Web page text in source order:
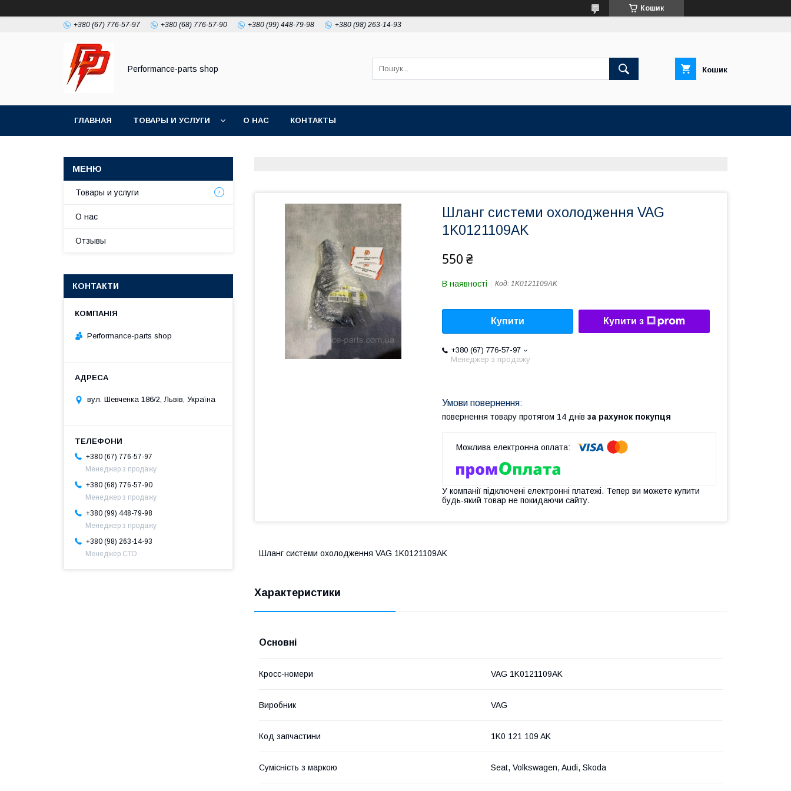
Кошик
+380 (67) 776-57-97 +380 (68) 776-57-90 +380 (99) 448-79-98 +380 (98) 263-14-93
Performance-parts shop Кошик
ГЛАВНАЯ ТОВАРЫ И УСЛУГИ О НАС КОНТАКТЫ
Шланг системи охолодження VAG
1K0121109AK
550 ₴
В наявності Код: 1K0121109AK
Купити Купити з
+380 (67) 776-57-97
Менеджер з продажу
повернення товару протягом 14 днів за рахунок покупця
У компанії підключені електронні платежі. Тепер ви можете купити
будь-який товар не покидаючи сайту.
Шланг системи охолодження VAG 1K0121109AK
Характеристики
Основні
Кросс-номери VAG 1K0121109AK
Виробник VAG
Код запчастини 1K0 121 109 AK
Сумісність з маркою Seat, Volkswagen, Audi, Skoda
Товары и услуги
О нас
Отзывы
КОНТАКТИ
Performance-parts shop
вул. Шевченка 186/2, Львів, Україна
+380 (67) 776-57-97
Менеджер з продажу
+380 (68) 776-57-90
Менеджер з продажу
+380 (99) 448-79-98
Менеджер з продажу
+380 (98) 263-14-93
Менеджер СТО